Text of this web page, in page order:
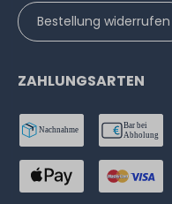
Bestellung widerrufen
ZAHLUNGSARTEN